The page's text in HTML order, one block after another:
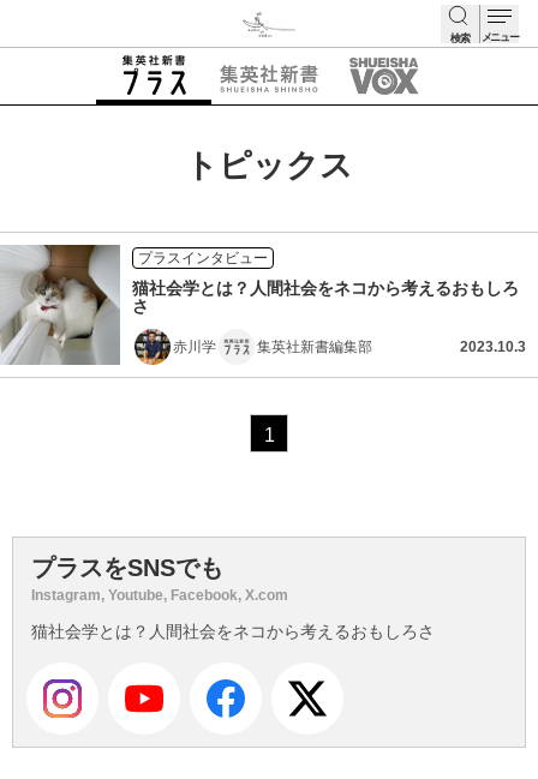
検索 メニュー
トピックス
プラスインタビュー
猫社会学とは？人間社会をネコから考えるおもしろ
さ
赤川学 集英社新書編集部 2023.10.3
1
プラスをSNSでも
Instagram, Youtube, Facebook, X.com
猫社会学とは？人間社会をネコから考えるおもしろさ